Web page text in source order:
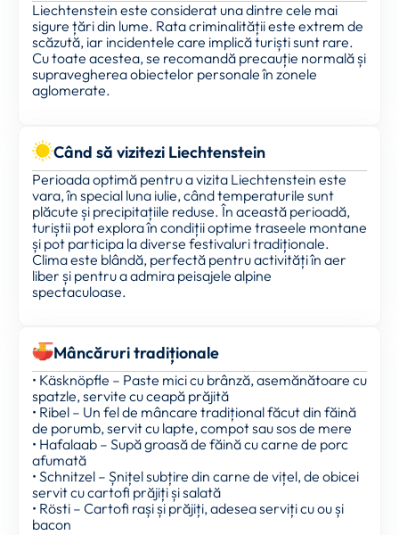
Liechtenstein este considerat una dintre cele mai
sigure țări din lume. Rata criminalității este extrem de
scăzută, iar incidentele care implică turiști sunt rare.
Cu toate acestea, se recomandă precauție normală și
supravegherea obiectelor personale în zonele
aglomerate.
Când să vizitezi Liechtenstein
Perioada optimă pentru a vizita Liechtenstein este
vara, în special luna iulie, când temperaturile sunt
plăcute și precipitațiile reduse. În această perioadă,
turiștii pot explora în condiții optime traseele montane
și pot participa la diverse festivaluri tradiționale.
Clima este blândă, perfectă pentru activități în aer
liber și pentru a admira peisajele alpine
spectaculoase.
Mâncăruri tradiționale
• Käsknöpfle – Paste mici cu brânză, asemănătoare cu
spatzle, servite cu ceapă prăjită
• Ribel – Un fel de mâncare tradițional făcut din făină
de porumb, servit cu lapte, compot sau sos de mere
• Hafalaab – Supă groasă de făină cu carne de porc
afumată
• Schnitzel – Șnițel subțire din carne de vițel, de obicei
servit cu cartofi prăjiți și salată
• Rösti – Cartofi rași și prăjiți, adesea serviți cu ou și
bacon